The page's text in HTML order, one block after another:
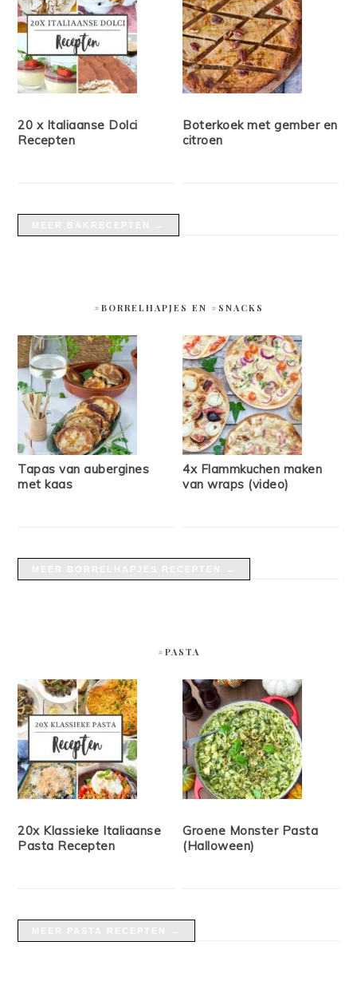
20 x Italiaanse Dolci
Recepten
Boterkoek met gember en
citroen
#BORRELHAPJES EN #SNACKS
Tapas van aubergines
met kaas
4x Flammkuchen maken
van wraps (video)
#PASTA
20x Klassieke Italiaanse
Pasta Recepten
Groene Monster Pasta
(Halloween)